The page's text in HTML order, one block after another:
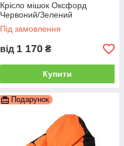
Крісло мішок Оксфорд
Червоний/Зелений
Під замовлення
від 1 170 ₴
Купити
Подарунок